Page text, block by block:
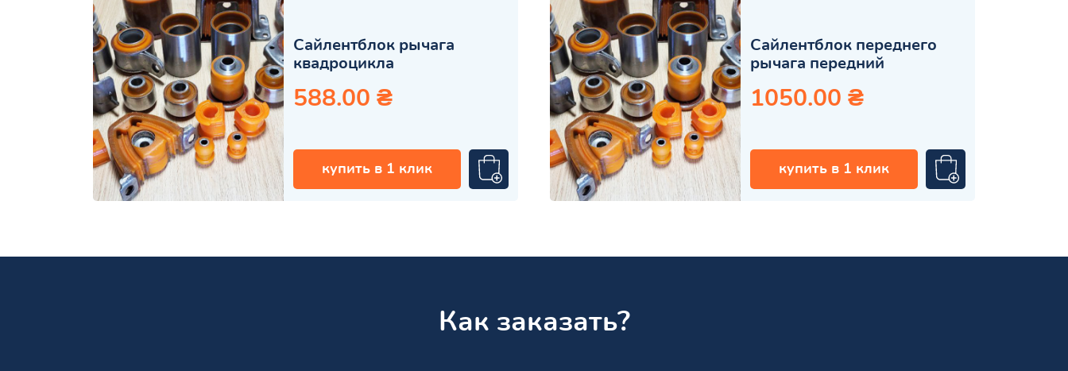
Сайлентблок рычага
квадроцикла
588.00 ₴
купить в 1 клик
Сайлентблок переднего
рычага передний
1050.00 ₴
купить в 1 клик
Как заказать?